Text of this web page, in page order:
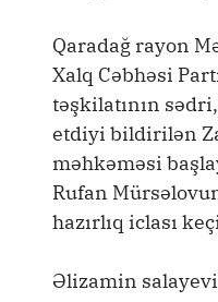
Qaradağ rayon
Xalq Cəbhəsi
təşkilatının
etdiyi bildirilən
məhkəməsi
Rufan
hazırlıq iclası
Əlizamin